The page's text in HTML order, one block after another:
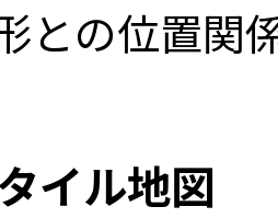
との位置関
イル地図